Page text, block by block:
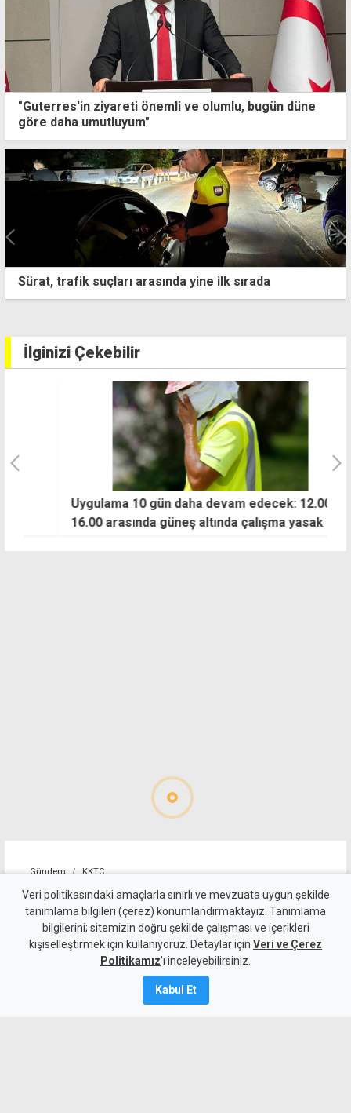
"Guterres'in ziyareti önemli ve olumlu, bugün düne
göre daha umutluyum"
Hürmüz Boğazı'nda vurulan Güney Kıbrıs bandıralı
geminin deniz mühendisi hayatını kaybetti
İlginizi Çekebilir
Uygulama 10 gün daha devam edecek: 12.00-
16.00 arasında güneş altında çalışma yasak
Gündem KKTC
10 kişi kalan Beşiktaş'tan
altın değerinde galibiyet
Veri politikasındaki amaçlarla sınırlı ve mevzuata uygun şekilde
tanımlama bilgileri (çerez) konumlandırmaktayız. Tanımlama
bilgilerini; sitemizin doğru şekilde çalışması ve içerikleri
kişiselleştirmek için kullanıyoruz. Detaylar için Veri ve Çerez
Politikamız'ı inceleyebilirsiniz.
Kabul Et